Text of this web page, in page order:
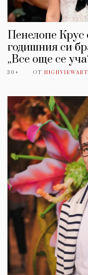
Пенелопе Крус
годишния си
„Все още се
30+ ОТ HIGHVIEWART
КАТЕГОРИИ